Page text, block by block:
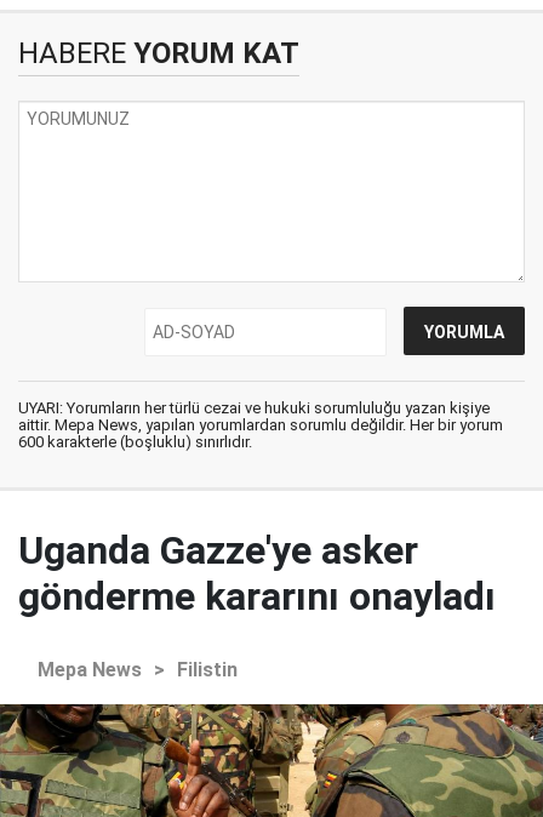
HABERE YORUM KAT
UYARI: Yorumların her türlü cezai ve hukuki sorumluluğu yazan kişiye
aittir. Mepa News, yapılan yorumlardan sorumlu değildir. Her bir yorum
600 karakterle (boşluklu) sınırlıdır.
Uganda Gazze'ye asker
gönderme kararını onayladı
Mepa News > Filistin